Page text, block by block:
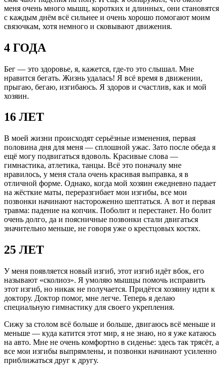
меня очень много мышц, коротких и длинных, они становятся
с каждым днём всё сильнее и очень хорошо помогают моим
связочкам, хотя немного и сковывают движения.
4 ГОДА
Бег — это здоровье, я, кажется, где-то это слышал. Мне
нравится бегать. Жизнь удалась! Я всё время в движении,
прыгаю, бегаю, изгибаюсь. Я здоров и счастлив, как и мой
хозяин.
16 ЛЕТ
В моей жизни происходят серьёзные изменения, первая
половина дня для меня — сплошной ужас. Зато после обеда я
ещё могу подвигаться вдоволь. Красивые слова —
гимнастика, атлетика, танцы. Всё это поначалу мне
нравилось, у меня стала очень красивая выправка, я в
отличной форме. Однако, когда мой хозяин ежедневно падает
на жёсткие маты, переразгибает мои изгибы, все мои
позвонки начинают настороженно шептаться. А вот и первая
травма: падение на копчик. Поболит и перестанет. Но болит
очень долго, да и поясничные позвонки стали двигаться
значительно меньше, не говоря уже о крестцовых костях.
25 ЛЕТ
У меня появляется новый изгиб, этот изгиб идёт вбок, его
называют «сколиоз». Я умоляю мышцы помочь исправить
этот изгиб, но никак не получается. Придётся хозяину идти к
доктору. Доктор помог, мне легче. Теперь я делаю
специальную гимнастику для своего укрепления.
Сижу за столом всё больше и больше, двигаюсь всё меньше и
меньше — куда катится этот мир, я не знаю, но я уже катаюсь
на авто. Мне не очень комфортно в сиденье: здесь так трясёт, а
все мои изгибы выпрямлены, и позвонки начинают усиленно
приближаться друг к другу.